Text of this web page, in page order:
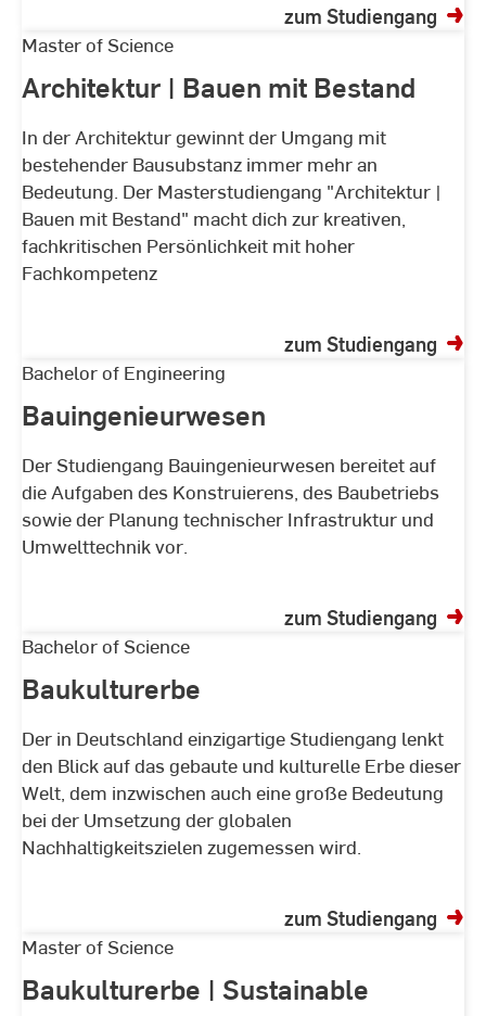
zum Studiengang
Architektur
Bauen
mit
Bestand
Master of Science
Architektur | Bauen mit Bestand
In der Architektur gewinnt der Umgang mit
bestehender Bausubstanz immer mehr an
Bedeutung. Der Masterstudiengang "Architektur |
Bauen mit Bestand" macht dich zur kreativen,
fachkritischen Persönlichkeit mit hoher
Fachkompetenz
zum Studiengang
Bauingenieurwesen
Bachelor of Engineering
Bauingenieurwesen
Der Studiengang Bauingenieurwesen bereitet auf
die Aufgaben des Konstruierens, des Baubetriebs
sowie der Planung technischer Infrastruktur und
Umwelttechnik vor.
zum Studiengang
Baukulturerbe
Bachelor of Science
Baukulturerbe
Der in Deutschland einzigartige Studiengang lenkt
den Blick auf das gebaute und kulturelle Erbe dieser
Welt, dem inzwischen auch eine große Bedeutung
bei der Umsetzung der globalen
Nachhaltigkeitszielen zugemessen wird.
zum Studiengang
Baukulturerbe
Sustainable
Master of Science
Baukulturerbe | Sustainable